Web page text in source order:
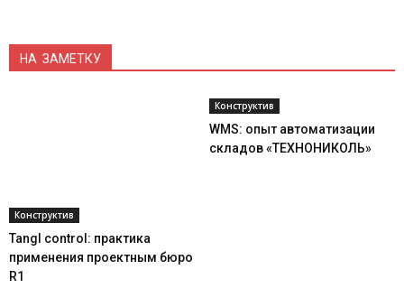
НА ЗАМЕТКУ
Конструктив
Tangl control: практика
применения проектным бюро
R1
Конструктив
WMS: опыт автоматизации
складов «ТЕХНОНИКОЛЬ»